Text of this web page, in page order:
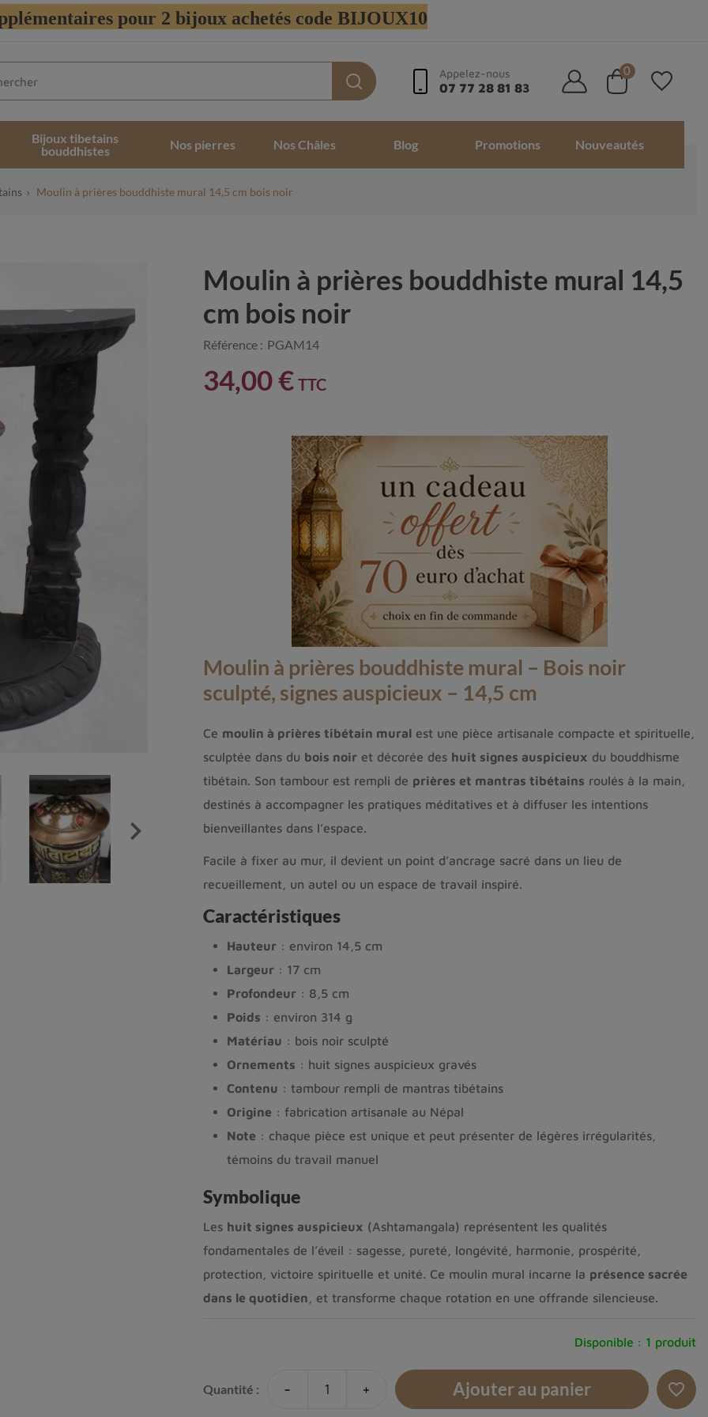
pour 2 bijoux achetés code BIJOUX10
Appelez-nous
07 77 28 81 83
0
Bijoux tibetains
bouddhistes
Nos pierres Nos Châles Blog Promotions Nouveautés
Moulin à prières bouddhiste mural 14,5 cm bois noir

Moulin à prières bouddhiste mural 14,5
cm bois noir
Référence : PGAM14
34,00 € TTC
Moulin à prières bouddhiste mural – Bois noir
sculpté, signes auspicieux – 14,5 cm
Ce moulin à prières tibétain muralest une pièce artisanale compacte et spirituelle,
sculptée dans du bois noiret décorée des huit signes auspicieux du bouddhisme
tibétain. Son tambour est rempli de prières et mantras tibétains roulés à la main,
destinés à accompagner les pratiques méditatives et à diffuser les intentions
bienveillantes dans l’espace.
Facile à fixer au mur, il devient un point d’ancrage sacré dans un lieu de
recueillement, un autel ou un espace de travail inspiré.
Caractéristiques
Hauteur: environ 14,5 cm
Largeur: 17 cm
Profondeur: 8,5 cm
Poids : environ 314 g
Matériau : bois noir sculpté
Ornements : huit signes auspicieux gravés
Contenu : tambour rempli de mantras tibétains
Origine : fabrication artisanale au Népal
Note : chaque pièce est unique et peut présenter de légères irrégularités,
témoins du travail manuel
Symbolique
Les huit signes auspicieux (Ashtamangala) représentent les qualités
fondamentales de l’éveil : sagesse, pureté, longévité, harmonie, prospérité,
protection, victoire spirituelle et unité. Ce moulin mural incarne la présence sacrée
dans le quotidien , et transforme chaque rotation en une offrande silencieuse.
Disponible : 1 produit
Quantité : - + Ajouter au panier favorite_border